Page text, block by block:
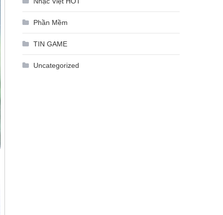
Phần Mềm
TIN GAME
Uncategorized